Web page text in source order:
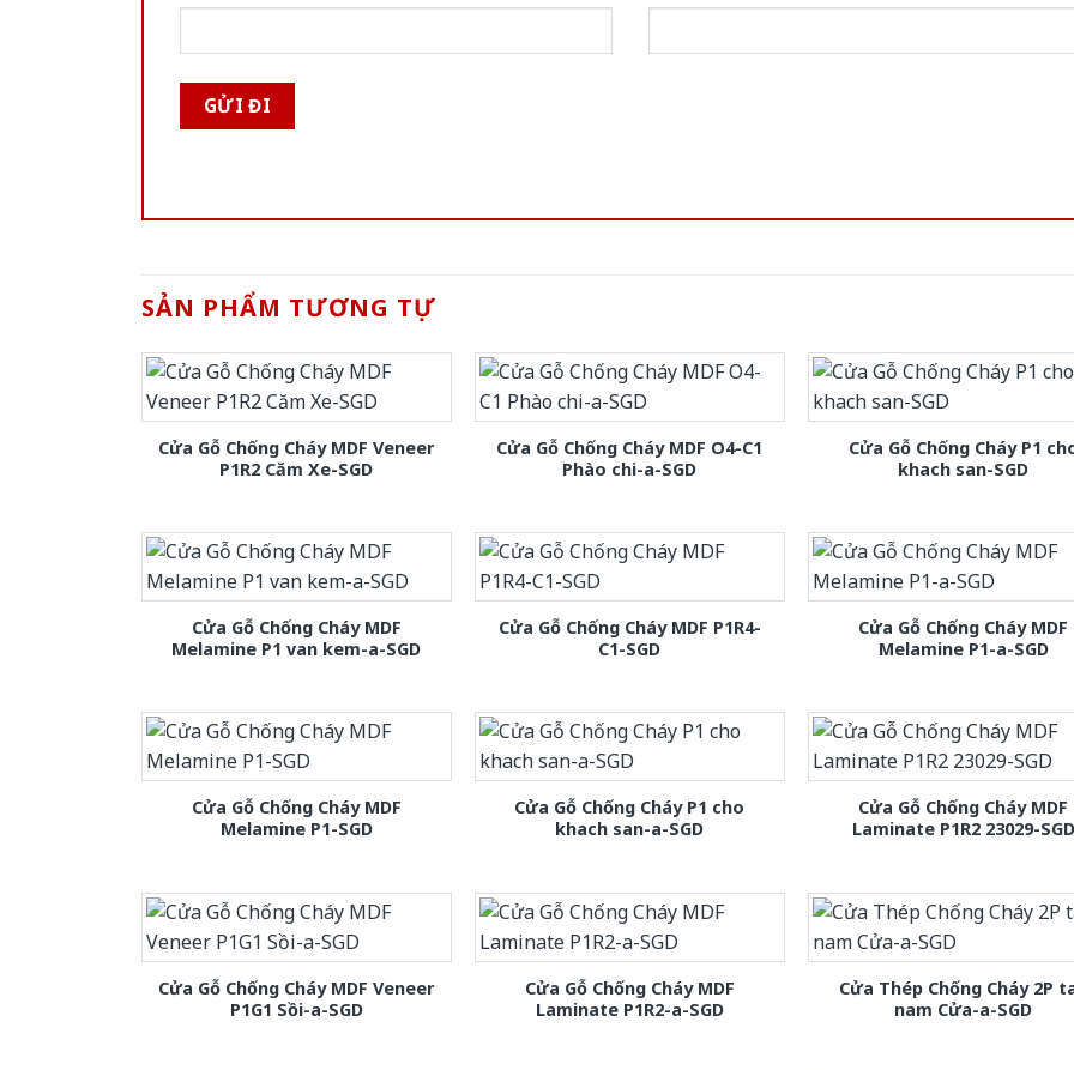
SẢN PHẨM TƯƠNG TỰ
Cửa Gỗ Chống Cháy MDF Veneer
P1R2 Căm Xe-SGD
Cửa Gỗ Chống Cháy MDF O4-C1
Phào chi-a-SGD
Cửa Gỗ Chống Cháy P1
khach san-SGD
Cửa Gỗ Chống Cháy MDF
Melamine P1 van kem-a-SGD
Cửa Gỗ Chống Cháy MDF P1R4-
C1-SGD
Cửa Gỗ Chống Cháy MDF
Melamine P1-a-SGD
Cửa Gỗ Chống Cháy MDF
Melamine P1-SGD
Cửa Gỗ Chống Cháy P1 cho
khach san-a-SGD
Cửa Gỗ Chống Cháy MDF
Laminate P1R2 23029-SGD
Cửa Gỗ Chống Cháy MDF Veneer
P1G1 Sồi-a-SGD
Cửa Gỗ Chống Cháy MDF
Laminate P1R2-a-SGD
Cửa Thép Chống Cháy 2P
nam Cửa-a-SGD